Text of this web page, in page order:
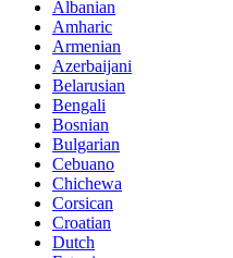
Albanian
Amharic
Armenian
Azerbaijani
Belarusian
Bengali
Bosnian
Bulgarian
Cebuano
Chichewa
Corsican
Croatian
Dutch